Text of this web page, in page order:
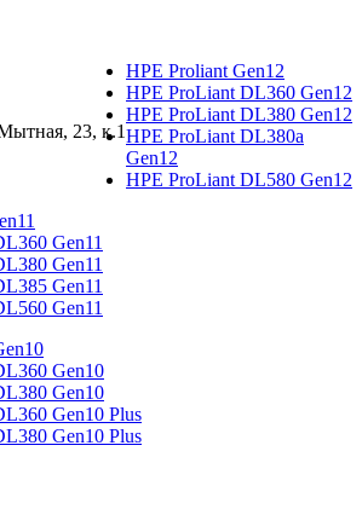
23, к.1
HPE Proliant Gen12
HPE ProLiant DL360 Gen12
HPE ProLiant DL380 Gen12
HPE ProLiant DL380a
Gen12
HPE ProLiant DL580 Gen12
Gen11
Gen11
Gen11
Gen11
Gen10
Gen10
Gen10 Plus
Gen10 Plus